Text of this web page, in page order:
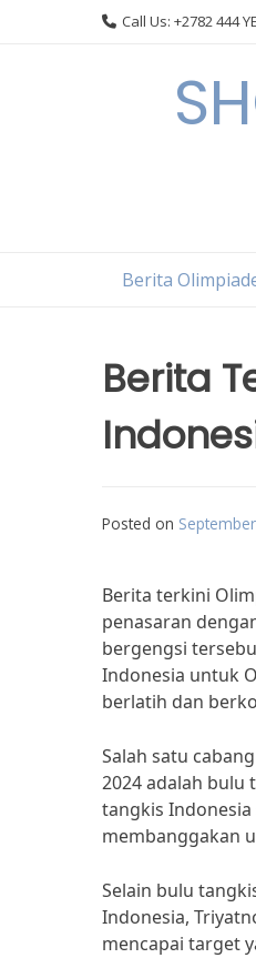
Call Us: +2782 444
Berita
Berita
Posted on
Berita terkini
penasaran
bergengsi
Indonesia untuk
berlatih dan
Salah satu
2024 adalah bulu
tangkis
membanggakan
Selain bulu
Indonesia,
mencapai target